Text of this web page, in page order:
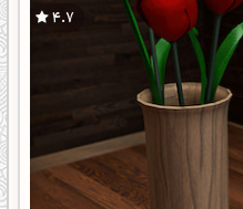
4.7